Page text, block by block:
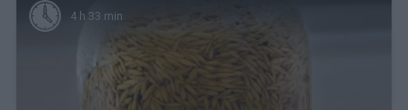
4 h 33 min